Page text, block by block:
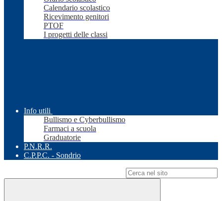
Calendario scolastico
Ricevimento genitori
PTOF
I progetti delle classi
Info utili
Bullismo e Cyberbullismo
Farmaci a scuola
Graduatorie
P.N.R.R.
C.P.P.C. - Sondrio